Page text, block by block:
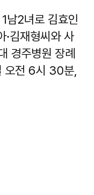
남2녀로 김효인
·김재형씨와 사
경주병원 장례
오전 6시 30분,